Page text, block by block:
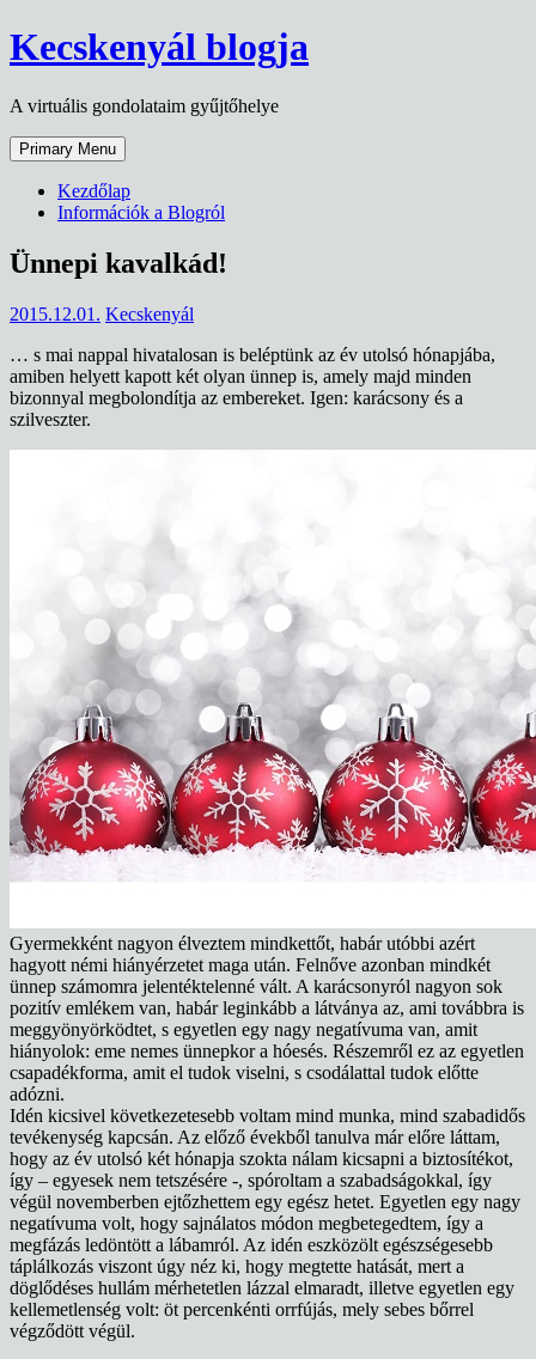
Skip
to
Kecskenyál blogja
A virtuális gondolataim gyűjtőhelye
Primary Menu
Kezdőlap
Információk a Blogról
Ünnepi kavalkád!
2015.12.01. Kecskenyál
… s mai nappal hivatalosan is beléptünk az év utolsó hónapjába,
amiben helyett kapott két olyan ünnep is, amely majd minden
bizonnyal megbolondítja az embereket. Igen: karácsony és a
szilveszter.
Gyermekként nagyon élveztem mindkettőt, habár utóbbi azért
hagyott némi hiányérzetet maga után. Felnőve azonban mindkét
ünnep számomra jelentéktelenné vált. A karácsonyról nagyon sok
pozitív emlékem van, habár leginkább a látványa az, ami továbbra is
meggyönyörködtet, s egyetlen egy nagy negatívuma van, amit
hiányolok: eme nemes ünnepkor a hóesés. Részemről ez az egyetlen
csapadékforma, amit el tudok viselni, s csodálattal tudok előtte
adózni.
Idén kicsivel következetesebb voltam mind munka, mind szabadidős
tevékenység kapcsán. Az előző évekből tanulva már előre láttam,
hogy az év utolsó két hónapja szokta nálam kicsapni a biztosítékot,
így – egyesek nem tetszésére -, spóroltam a szabadságokkal, így
végül novemberben ejtőzhettem egy egész hetet. Egyetlen egy nagy
negatívuma volt, hogy sajnálatos módon megbetegedtem, így a
megfázás ledöntött a lábamról. Az idén eszközölt egészségesebb
táplálkozás viszont úgy néz ki, hogy megtette hatását, mert a
döglődéses hullám mérhetetlen lázzal elmaradt, illetve egyetlen egy
kellemetlenség volt: öt percenkénti orrfújás, mely sebes bőrrel
végződött végül.